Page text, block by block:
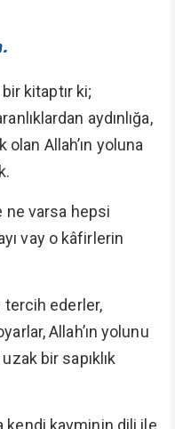
kitaptır ki;
aydınlığa,
Allah’ın yoluna
ne varsa hepsi
vay o kâfirlerin
tercih ederler,
Allah’ın yolunu
bir sapıklık
kendi kavminin dili ile